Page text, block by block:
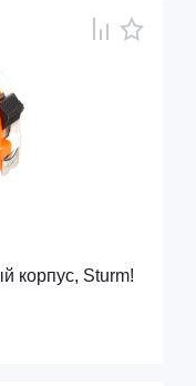
корпус, Sturm!